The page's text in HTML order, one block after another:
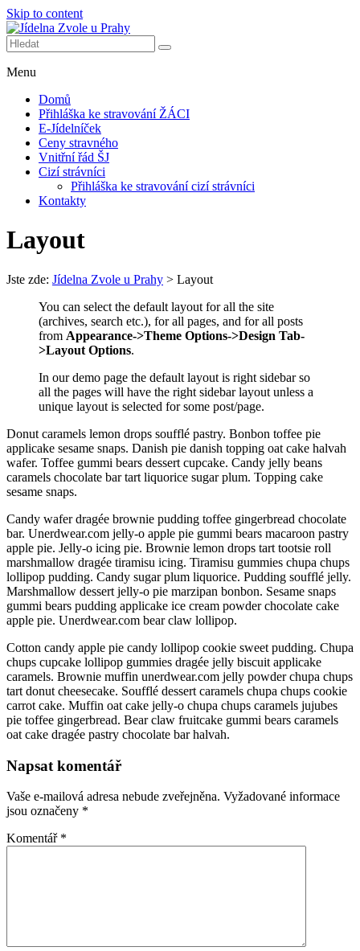
Skip to content
Další web používající WordPress
Menu
Domů
Přihláška ke stravování ŽÁCI
E-Jídelníček
Ceny stravného
Vnitřní řád ŠJ
Cizí strávníci
Přihláška ke stravování cizí strávníci
Kontakty
Layout
Jste zde: Jídelna Zvole u Prahy > Layout
You can select the default layout for all the site
(archives, search etc.), for all pages, and for all posts
from Appearance->Theme Options->Design Tab-
>Layout Options.
In our demo page the default layout is right sidebar so
all the pages will have the right sidebar layout unless a
unique layout is selected for some post/page.
Donut caramels lemon drops soufflé pastry. Bonbon toffee pie
applicake sesame snaps. Danish pie danish topping oat cake halvah
wafer. Toffee gummi bears dessert cupcake. Candy jelly beans
caramels chocolate bar tart liquorice sugar plum. Topping cake
sesame snaps.
Candy wafer dragée brownie pudding toffee gingerbread chocolate
bar. Unerdwear.com jelly-o apple pie gummi bears macaroon pastry
apple pie. Jelly-o icing pie. Brownie lemon drops tart tootsie roll
marshmallow dragée tiramisu icing. Tiramisu gummies chupa chups
lollipop pudding. Candy sugar plum liquorice. Pudding soufflé jelly.
Marshmallow dessert jelly-o pie marzipan bonbon. Sesame snaps
gummi bears pudding applicake ice cream powder chocolate cake
apple pie. Unerdwear.com bear claw lollipop.
Cotton candy apple pie candy lollipop cookie sweet pudding. Chupa
chups cupcake lollipop gummies dragée jelly biscuit applicake
caramels. Brownie muffin unerdwear.com jelly powder chupa chups
tart donut cheesecake. Soufflé dessert caramels chupa chups cookie
carrot cake. Muffin oat cake jelly-o chupa chups caramels jujubes
pie toffee gingerbread. Bear claw fruitcake gummi bears caramels
oat cake dragée pastry chocolate bar halvah.
Napsat komentář
Vaše e-mailová adresa nebude zveřejněna. Vyžadované informace
jsou označeny *
Komentář *